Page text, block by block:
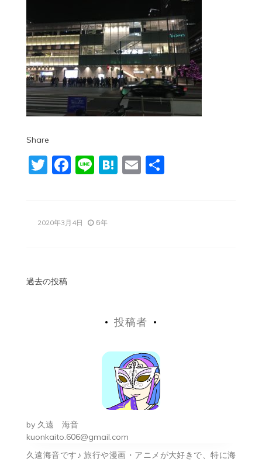
Share
Twitter
Facebook
LineHatena
Email
共
2020年3月4日 6年
投
シ
ョ
過去の投稿
投稿者
by 久遠 海音
kuonkaito.606@gmail.com
久遠海音です♪ 旅行や漫画・アニメが大好きで、特に海